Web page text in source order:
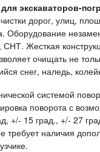
экскаваторов-
дорог, улиц,
Оборудование
Жесткая
очищать не
снег, наледь,
системой
поворота с
+/- 15 град., +/- 27
требует наличия